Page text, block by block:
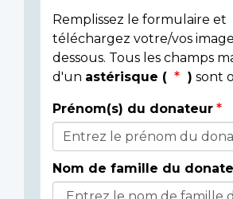
Remplissez le formulaire et
téléchargez votre/vos
dessous. Tous les champs
d'un astérisque ( ) sont
Détails
du
donateur
Prénom(s) du donateur
Nom de famille du